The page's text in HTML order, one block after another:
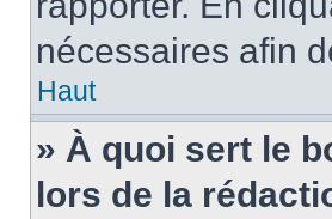
nécessaires afin
Haut
» À quoi sert le
lors de la